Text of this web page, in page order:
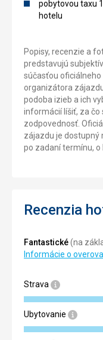
pobytovou taxu
hotelu
Popisy, recenzie a
predstavujú
súčasťou
organizátora
podoba izieb a ich
informácií líšiť, za čo
zodpovednosť.
zájazdu je dostupný
po zadaní termínu,
Recenzia
Fantastické(na
Informácie o
Strava
Ubytovanie